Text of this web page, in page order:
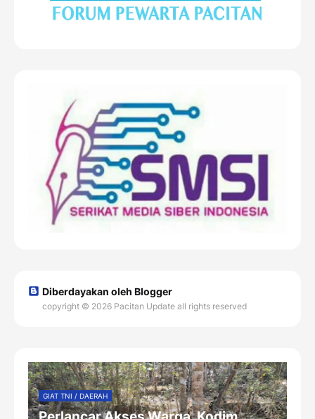
Diberdayakan oleh Blogger
copyright © 2026 Pacitan Update all rights reserved
GIAT TNI / DAERAH